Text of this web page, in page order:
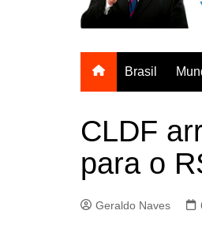
Brasil
CLDF
para o
Geraldo Naves